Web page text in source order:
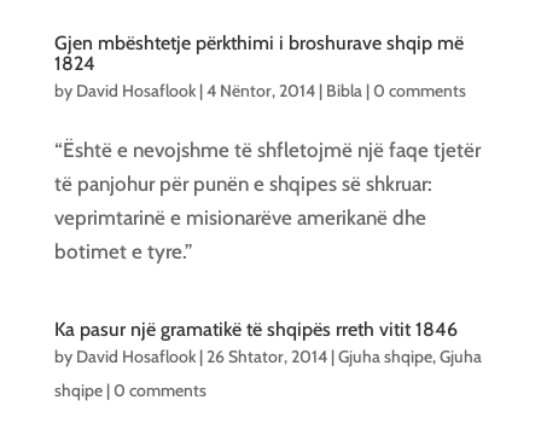
Gjen mbështetje përkthimi i broshurave shqip më
1824
by David Hosaflook|4 Nëntor, 2014| Bibla|0 comments
“Është e nevojshme të shfletojmë një faqe tjetër
të panjohur për punën e shqipes së shkruar:
veprimtarinë e misionarëve amerikanë dhe
botimet e tyre.”
Ka pasur një gramatikë të shqipës rreth vitit 1846
by David Hosaflook|26 Shtator, 2014|Gjuha shqipe,Gjuha
shqipe|0 comments